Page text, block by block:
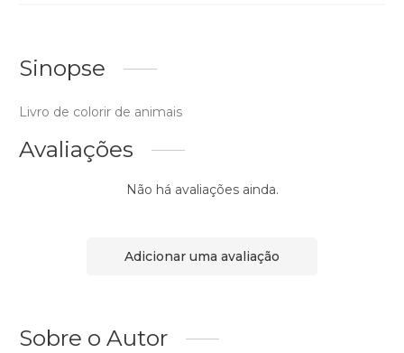
Sinopse
Livro de colorir de animais
Avaliações
Não há avaliações ainda.
Adicionar uma avaliação
Sobre o Autor